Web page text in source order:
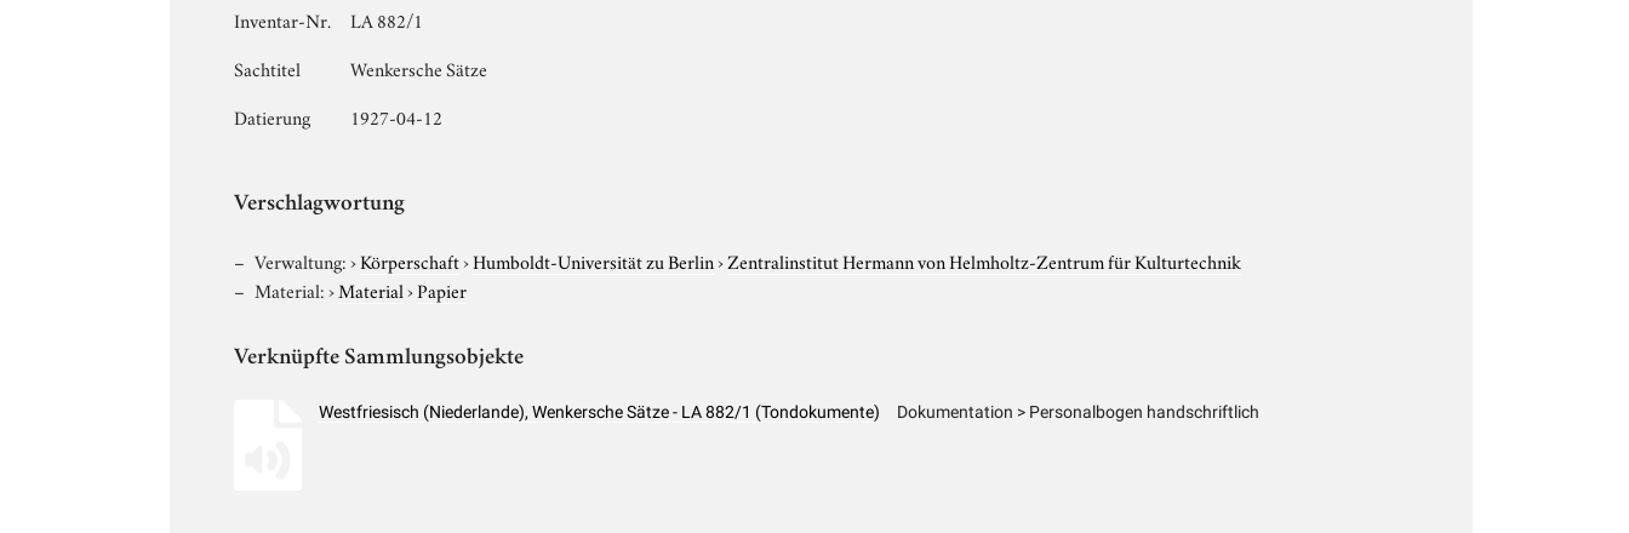
Inventar-Nr.
LA 882/1
Sachtitel
Wenkersche Sätze
Datierung
1927-04-12
Verschlagwortung
Verwaltung:›Körperschaft›Humboldt-Universität zu Berlin›Zentralinstitut Hermann von Helmholtz-Zentrum für Kulturtechnik
Material:›Material›Papier
Verknüpfte Sammlungsobjekte
Westfriesisch (Niederlande), Wenkersche Sätze - LA 882/1 (Tondokumente) Dokumentation > Personalbogen handschriftlich